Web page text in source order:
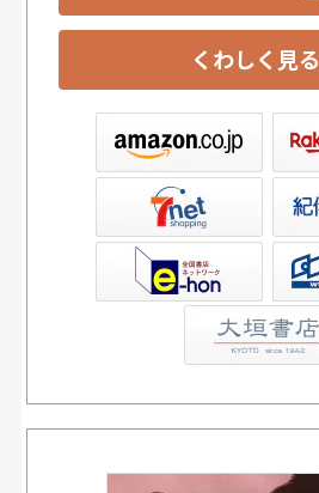
くわしく見る
書店ウェブストア